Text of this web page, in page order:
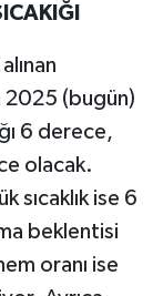
2025 (bugün)
6 derece,
olacak.
sıcaklık ise 6
beklentisi
oranı ise